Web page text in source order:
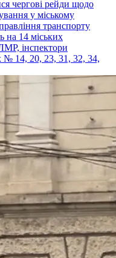
чергові рейди щодо
у міському
транспорту
на 14 міських
інспектори
№ 14, 20, 23, 31, 32, 34,